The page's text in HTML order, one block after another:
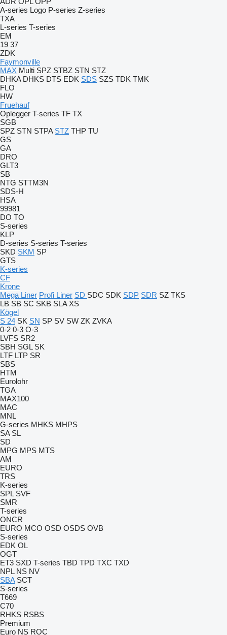
A-series Logo P-series Z-series
TXA
L-series T-series
EM
19 37
ZDK
Faymonville
MAX Multi SPZ STBZ STN STZ
DHKA DHKS DTS EDK SDS SZS TDK TMK
FLO
HW
Fruehauf
Oplegger T-series TF TX
SGB
SPZ STN STPA STZ THP TU
GS
GA
DRO
GLT3
SB
NTG STTM3N
SDS-H
HSA
99981
DO TO
S-series
KLP
D-series S-series T-series
SKD SKM SP
GTS
K-series
CF
Krone
Mega Liner Profi Liner SD SDC SDK SDP SDR SZ TKS
LB SB SC SKB SLA XS
Kögel
S 24 SK SN SP SV SW ZK ZVKA
0-2 0-3 O-3
LVFS SR2
SBH SGL SK
LTF LTP SR
SBS
HTM
Eurolohr
TGA
MAX100
MAC
MNL
G-series MHKS MHPS
SA SL
SD
MPG MPS MTS
AM
EURO
TRS
K-series
SPL SVF
SMR
T-series
ONCR
EURO MCO OSD OSDS OVB
S-series
EDK OL
OGT
ET3 SXD T-series TBD TPD TXC TXD
NPL NS NV
SBA SCT
S-series
T669
C70
RHKS RSBS
Premium
Euro NS ROC